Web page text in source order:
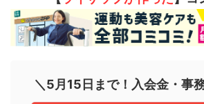
＼5月15日まで！入会金・事